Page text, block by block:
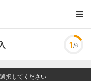
1 /6
択してください